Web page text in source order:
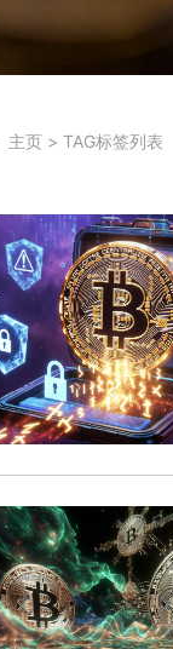
主页 > TAG标签列表